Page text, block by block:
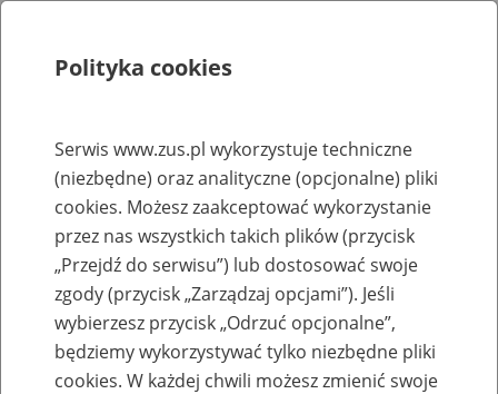
Rejestry, ewidencje i archiwa
Baza zlikwidowanych lub
przekształconych zakładów pracy
Nazwa zakładu pracy:
Polityka cookies
Serwis www.zus.pl wykorzystuje techniczne
(niezbędne) oraz analityczne (opcjonalne) pliki
cookies. Możesz zaakceptować wykorzystanie
przez nas wszystkich takich plików (przycisk
„Przejdź do serwisu”) lub dostosować swoje
zgody (przycisk „Zarządzaj opcjami”). Jeśli
wybierzesz przycisk „Odrzuć opcjonalne”,
będziemy wykorzystywać tylko niezbędne pliki
cookies. W każdej chwili możesz zmienić swoje